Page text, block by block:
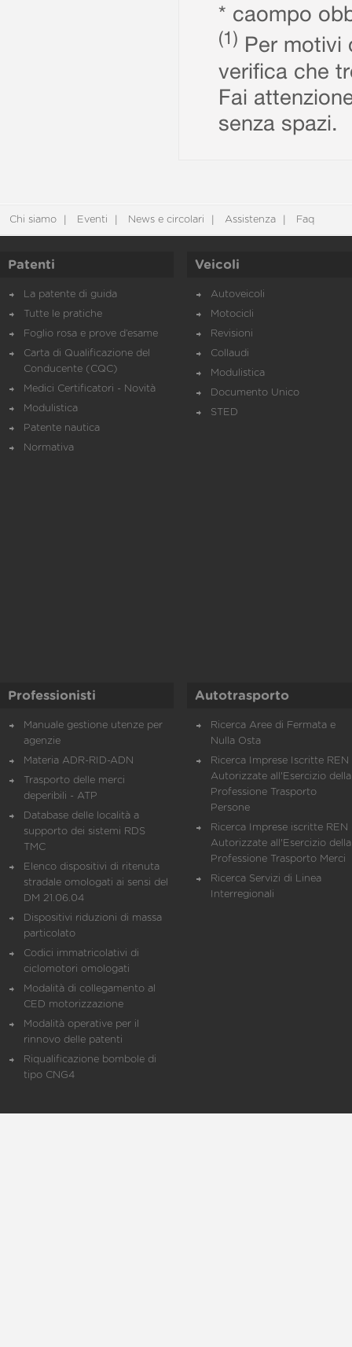
* caompo
(1) Per motivi
verifica che
Fai
senza spazi.
Chi siamo Eventi News e circolari Assistenza Faq
Patenti
La patente di guida
Tutte le pratiche
Foglio rosa e prove d’esame
Carta di Qualificazione del
Conducente (CQC)
Medici Certificatori - Novità
Modulistica
Patente nautica
Normativa
Veicoli
Autoveicoli
Motocicli
Revisioni
Collaudi
Modulistica
Documento Unico
STED
Professionisti
Manuale gestione utenze per
agenzie
Materia ADR-RID-ADN
Trasporto delle merci
deperibili - ATP
Database delle località a
supporto dei sistemi RDS
TMC
Elenco dispositivi di ritenuta
stradale omologati ai sensi del
DM 21.06.04
Dispositivi riduzioni di massa
particolato
Codici immatricolativi di
ciclomotori omologati
Modalità di collegamento al
CED motorizzazione
Modalità operative per il
rinnovo delle patenti
Riqualificazione bombole di
tipo CNG4
Autotrasporto
Ricerca Aree di Fermata e
Nulla Osta
Ricerca Imprese Iscritte REN
Autorizzate all'Esercizio della
Professione Trasporto
Persone
Ricerca Imprese iscritte REN
Autorizzate all'Esercizio della
Professione Trasporto Merci
Ricerca Servizi di Linea
Interregionali